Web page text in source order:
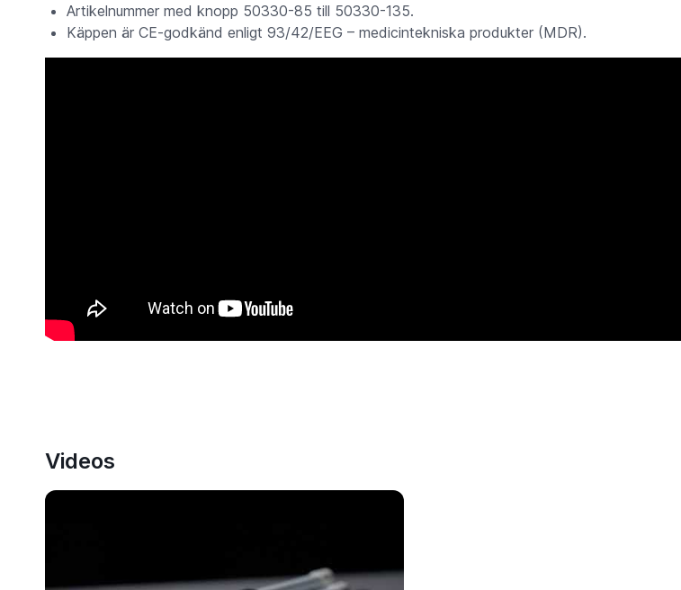
Artikelnummer med knopp 50330-85 till 50330-135.
Käppen är CE-godkänd enligt 93/42/EEG – medicintekniska produkter (MDR).
Videos